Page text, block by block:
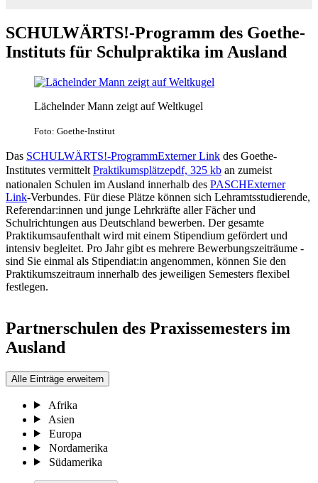
SCHULWÄRTS!-Programm des Goethe-
Instituts für Schulpraktika im Ausland
Lächelnder Mann zeigt auf Weltkugel
Foto: Goethe-Institut
Das SCHULWÄRTS!-ProgrammExterner Link des Goethe-
Institutes vermittelt Praktikumsplätzepdf, 325 kb an zumeist
nationalen Schulen im Ausland innerhalb des PASCHExterner
Link-Verbundes. Für diese Plätze können sich Lehramtsstudierende,
Referendar:innen und junge Lehrkräfte aller Fächer und
Schulrichtungen aus Deutschland bewerben. Der gesamte
Praktikumsaufenthalt wird mit einem Stipendium gefördert und
intensiv begleitet. Pro Jahr gibt es mehrere Bewerbungszeiträume -
sind Sie einmal als Stipendiat:in angenommen, können Sie den
Praktikumszeitraum innerhalb des jeweiligen Semesters flexibel
festlegen.
Partnerschulen des Praxissemesters im
Ausland
Alle Einträge erweitern
Afrika
Asien
Europa
Nordamerika
Südamerika